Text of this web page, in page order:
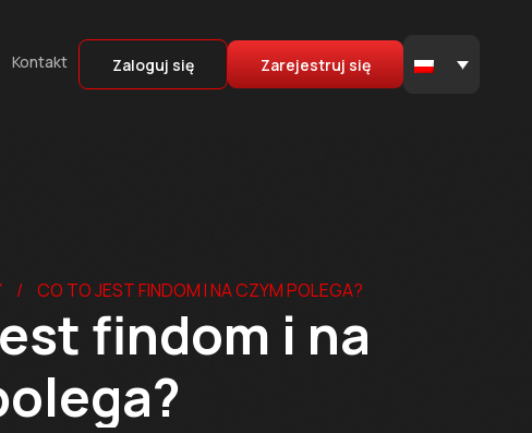
Kontakt Zaloguj się Zarejestruj się
CO TO JEST FINDOM I NA CZYM POLEGA?
findom i na